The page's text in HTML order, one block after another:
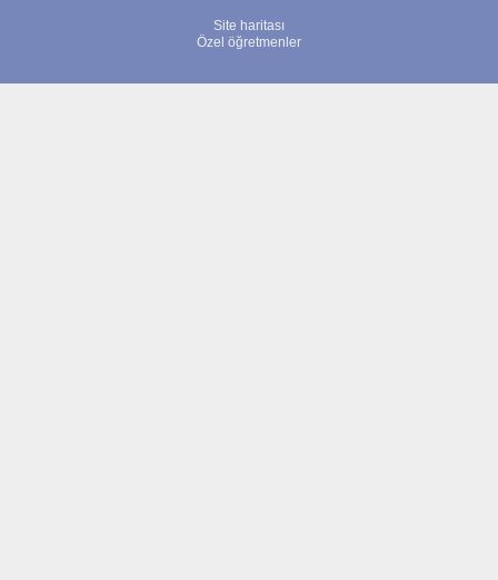
Site haritası
Özel öğretmenler